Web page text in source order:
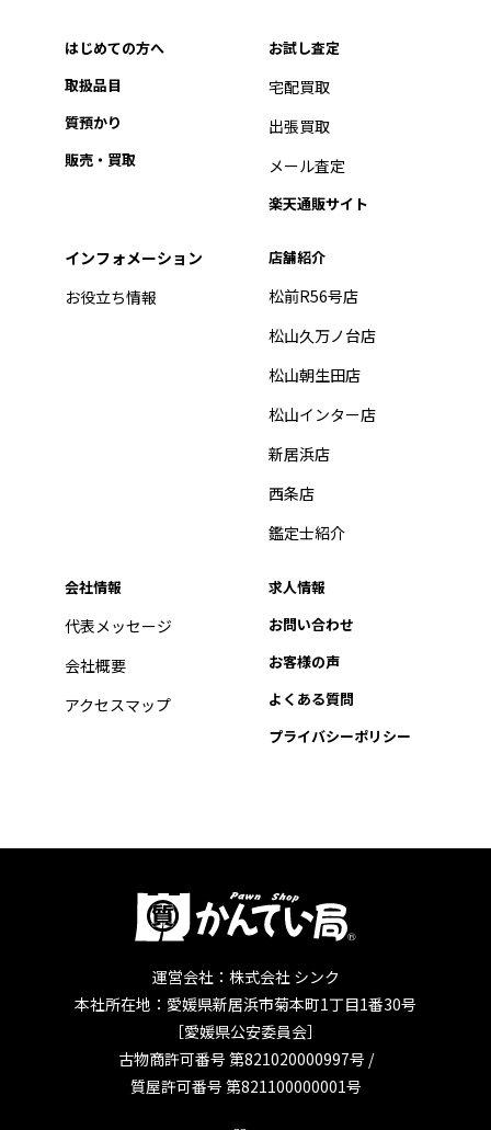
はじめての方へ
取扱品目
質預かり
販売・買取
お試し査定
宅配買取
出張買取
メール査定
楽天通販サイト
インフォメーション
お役立ち情報
店舗紹介
松前R56号店
松山久万ノ台店
松山朝生田店
松山インター店
新居浜店
西条店
鑑定士紹介
会社情報
代表メッセージ
会社概要
アクセスマップ
求人情報
お問い合わせ
お客様の声
よくある質問
プライバシーポリシー
運営会社：株式会社 シンク
本社所在地：愛媛県新居浜市菊本町1丁目1番30号
［愛媛県公安委員会］
古物商許可番号 第821020000997号 /
質屋許可番号 第821100000001号